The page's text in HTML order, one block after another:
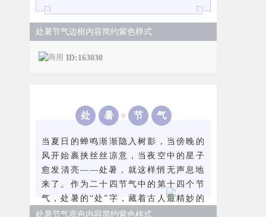
处暑节气边框内容简约紫色样式
ID:163030
处 暑 节 气
当夏日的蝉鸣渐渐隐入树影，当傍晚的
风开始裹挟丝丝凉意，当夜空中的星子
愈发清亮——处暑，就这样悄无声息地
来了。作为二十四节气中的第十四个节
气，处暑的“处”字，藏着古人最精妙的
智慧：“处，止也，暑气至此而止矣。”
处暑节气底色内容简约紫色样式